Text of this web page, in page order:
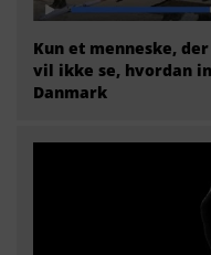
Kun et menneske,
vil ikke se, hvordan
Danmark